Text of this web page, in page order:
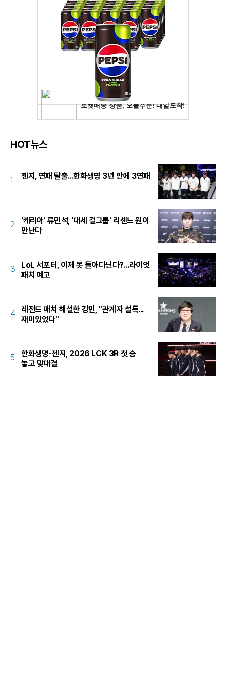
HOT뉴스
1 젠지, 연패 탈출...한화생명 3년 만에 3연패
2
'케리아' 류민석, '대세 걸그룹' 리센느 원이
만난다
3
LoL 서포터, 이제 못 돌아다닌다?...라이엇
패치 예고
4
레전드 매치 해설한 강민, "관계자 설득...
재미있었다"
5
한화생명-젠지, 2026 LCK 3R 첫 승
놓고 맞대결